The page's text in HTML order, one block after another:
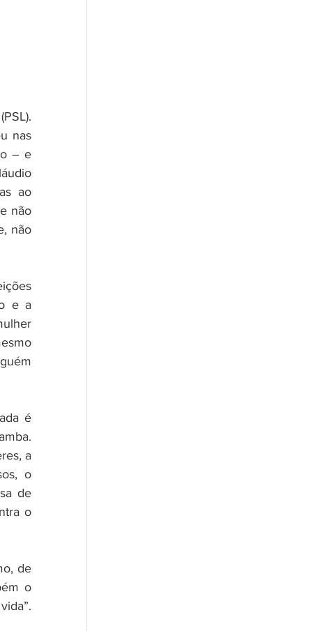
nas
– e
ao
não
não
e a
é
a
o
de
o
de
o